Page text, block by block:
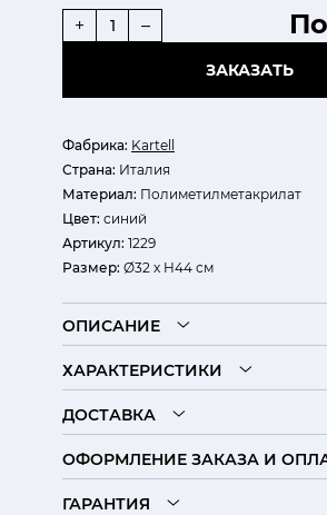
Фабрика: Kartell
Страна: Италия
Материал: Полиметилметакрилат
Цвет: синий
Артикул: 1229
Размер: Ø32 х H44 см
+ –
ЗАКАЗАТЬ
ОПИСАНИЕ
ХАРАКТЕРИСТИКИ
ДОСТАВКА
ОФОРМЛЕНИЕ ЗАКАЗА И
ГАРАНТИЯ